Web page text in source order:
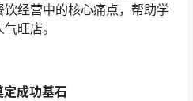
经营中的核心痛点，帮助学
旺店。
定成功基石